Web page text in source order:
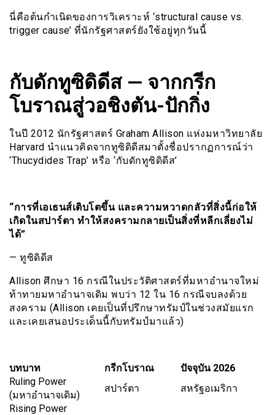
นี่คือต้นกำเนิดของการวิเคราะห์ ‘structural cause vs.
trigger cause’ ที่นักรัฐศาสตร์ยังใช้อยู่ทุกวันนี้
กับดักทูซิดิดีส — จากกรีก
โบราณสู่วอชิงตัน-ปักกิ่ง
ในปี 2012 นักรัฐศาสตร์ Graham Allison แห่งมหาวิทยาลัย
Harvard นำแนวคิดจากทูซิดิดีสมาตั้งชื่อปรากฏการณ์ว่า
‘Thucydides Trap’ หรือ ‘กับดักทูซิดิดีส’
“การที่เอเธนส์เติบโตขึ้น และความหวาดกลัวที่สิ่งนี้ก่อให้
เกิดในสปาร์ตา ทำให้สงครามกลายเป็นสิ่งที่หลีกเลี่ยงไม่
ได้”
— ทูซิดิดีส
Allison ศึกษา 16 กรณีในประวัติศาสตร์ที่มหาอำนาจใหม่
ท้าทายมหาอำนาจเดิม พบว่า 12 ใน 16 กรณีจบลงด้วย
สงคราม (Allison เคยเป็นที่ปรึกษาทรัมป์ในช่วงสมัยแรก
และเคยเสนอประเด็นนี้กับทรัมป์มาแล้ว)
บทบาท กรีกโบราณ
ปัจจุบัน 2026
Ruling Power
(มหาอำนาจเดิม)
สปาร์ตา
สหรัฐอเมริกา
Rising Power